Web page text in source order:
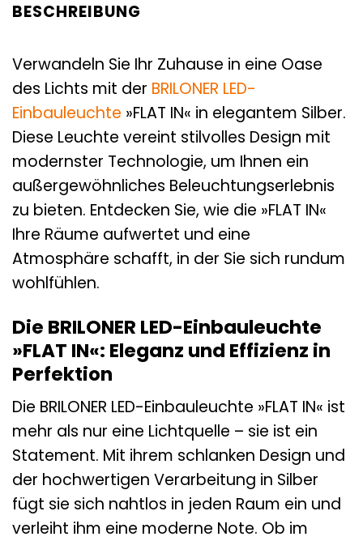
BESCHREIBUNG
Verwandeln Sie Ihr Zuhause in eine Oase
des Lichts mit der BRILONER LED-
Einbauleuchte »FLAT IN« in elegantem Silber.
Diese Leuchte vereint stilvolles Design mit
modernster Technologie, um Ihnen ein
außergewöhnliches Beleuchtungserlebnis
zu bieten. Entdecken Sie, wie die »FLAT IN«
Ihre Räume aufwertet und eine
Atmosphäre schafft, in der Sie sich rundum
wohlfühlen.
Die BRILONER LED-Einbauleuchte
»FLAT IN«: Eleganz und Effizienz in
Perfektion
Die BRILONER LED-Einbauleuchte »FLAT IN« ist
mehr als nur eine Lichtquelle – sie ist ein
Statement. Mit ihrem schlanken Design und
der hochwertigen Verarbeitung in Silber
fügt sie sich nahtlos in jeden Raum ein und
verleiht ihm eine moderne Note. Ob im